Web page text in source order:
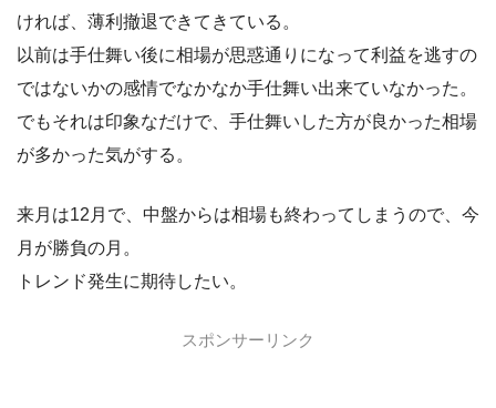
ければ、薄利撤退できてきている。
以前は手仕舞い後に相場が思惑通りになって利益を逃すの
ではないかの感情でなかなか手仕舞い出来ていなかった。
でもそれは印象なだけで、手仕舞いした方が良かった相場
が多かった気がする。
来月は12月で、中盤からは相場も終わってしまうので、今
月が勝負の月。
トレンド発生に期待したい。
スポンサーリンク